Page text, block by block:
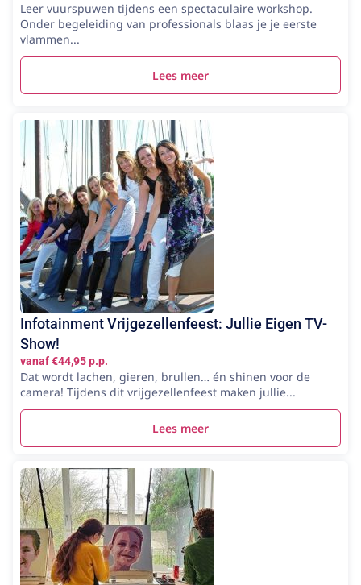
Leer vuurspuwen tijdens een spectaculaire workshop.
Onder begeleiding van professionals blaas je je eerste
vlammen...
Lees meer
Infotainment Vrijgezellenfeest: Jullie Eigen TV-
Show!
vanaf €44,95 p.p.
Dat wordt lachen, gieren, brullen… én shinen voor de
camera! Tijdens dit vrijgezellenfeest maken jullie...
Lees meer